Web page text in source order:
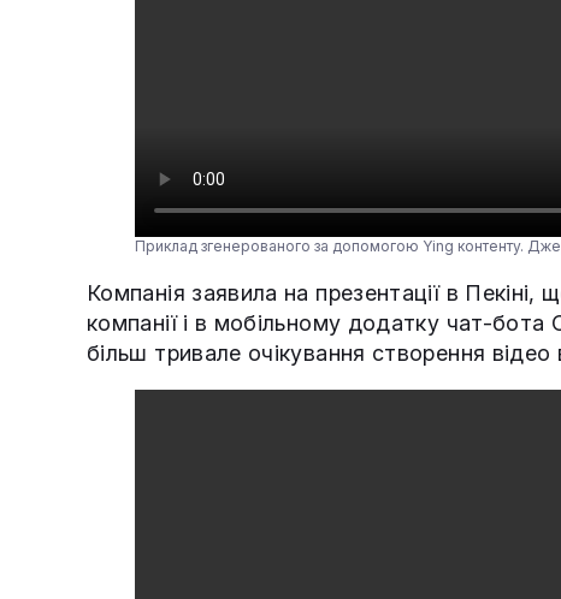
Приклад згенерованого за допомогою Ying контенту.
Компанія заявила на презентації в
компанії і в мобільному додатку чат-
більш тривале очікування створення